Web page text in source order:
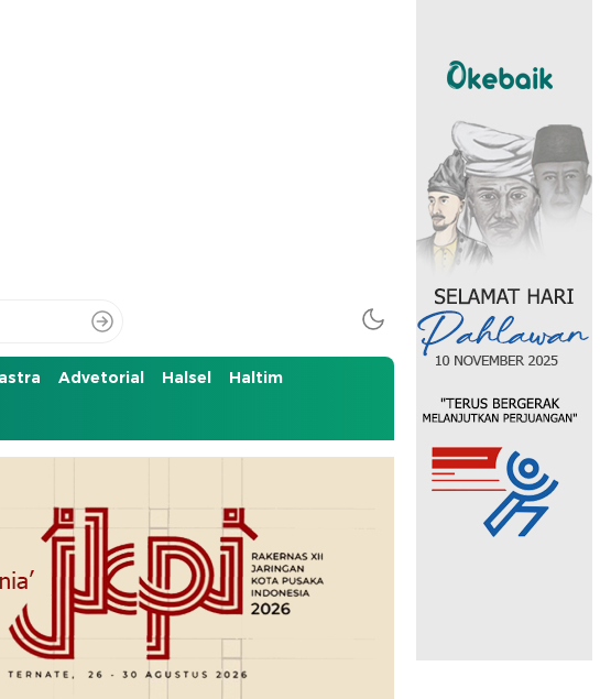
Advetorial Halsel Haltim